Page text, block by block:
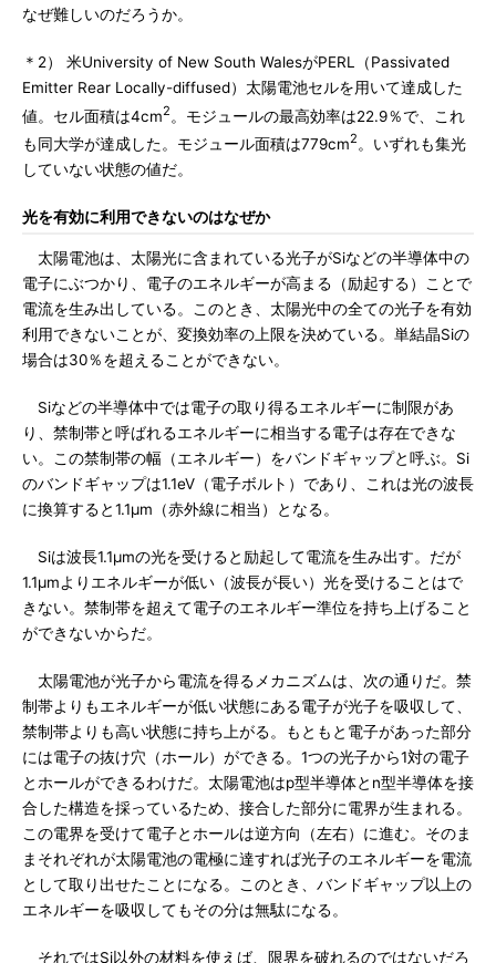
なぜ難しいのだろうか。
＊2） 米University of New South WalesがPERL（Passivated
Emitter Rear Locally-diffused）太陽電池セルを用いて達成した
値。セル面積は4cm2 。モジュールの最高効率は22.9％で、これ
も同大学が達成した。モジュール面積は779cm2 。いずれも集光
していない状態の値だ。
光を有効に利用できないのはなぜか
太陽電池は、太陽光に含まれている光子がSiなどの半導体中の
電子にぶつかり、電子のエネルギーが高まる（励起する）ことで
電流を生み出している。このとき、太陽光中の全ての光子を有効
利用できないことが、変換効率の上限を決めている。単結晶Siの
場合は30％を超えることができない。
Siなどの半導体中では電子の取り得るエネルギーに制限があ
り、禁制帯と呼ばれるエネルギーに相当する電子は存在できな
い。この禁制帯の幅（エネルギー）をバンドギャップと呼ぶ。Si
のバンドギャップは1.1eV（電子ボルト）であり、これは光の波長
に換算すると1.1μm（赤外線に相当）となる。
Siは波長1.1μmの光を受けると励起して電流を生み出す。だが
1.1μmよりエネルギーが低い（波長が長い）光を受けることはで
きない。禁制帯を超えて電子のエネルギー準位を持ち上げること
ができないからだ。
太陽電池が光子から電流を得るメカニズムは、次の通りだ。禁
制帯よりもエネルギーが低い状態にある電子が光子を吸収して、
禁制帯よりも高い状態に持ち上がる。もともと電子があった部分
には電子の抜け穴（ホール）ができる。1つの光子から1対の電子
とホールができるわけだ。太陽電池はp型半導体とn型半導体を接
合した構造を採っているため、接合した部分に電界が生まれる。
この電界を受けて電子とホールは逆方向（左右）に進む。そのま
まそれぞれが太陽電池の電極に達すれば光子のエネルギーを電流
として取り出せたことになる。このとき、バンドギャップ以上の
エネルギーを吸収してもその分は無駄になる。
それではSi以外の材料を使えば、限界を破れるのではないだろ